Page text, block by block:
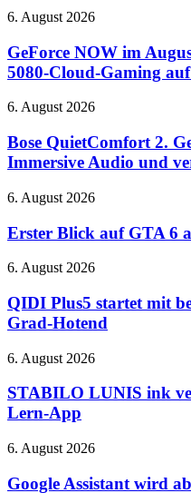
A24-
auf
Täterjagd
GeForce
im
August:
26
Spiele
RTX
5080-
Gaming
der
QuakeCon
6. August 2026
GeForce NOW im
5080-Cloud-Gaming
Bose
2.
Generation
vorgestellt:
Audio
verbessertes
6. August 2026
Bose QuietComfort 2.
Immersive Audio und
Erster
auf
GTA
6
27.
August
–
Netflix
6. August 2026
Erster Blick auf GTA 6
QIDI
startet
mit
beheiztem
und
Grad-
Hotend
6. August 2026
QIDI Plus5 startet mit
Grad-Hotend
STABILO
ink
verbindet
Vokabelheft
Lern-
6. August 2026
STABILO LUNIS ink
Lern-App
Google
wird
6. August 2026
Google Assistant wird